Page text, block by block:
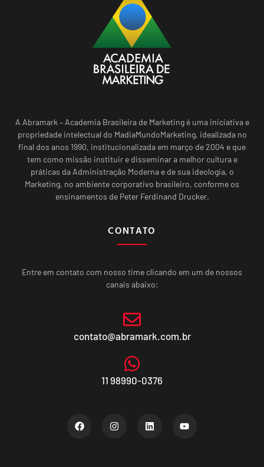
A Abramark – Academia Brasileira de Marketing é uma iniciativa e
propriedade intelectual do MadiaMundoMarketing, idealizada no
final dos anos 1990, institucionalizada em março de 2004 e que
tem como missão instituir e disseminar a melhor cultura e
práticas da Administração Moderna e de sua ideologia, o
Marketing, no ambiente corporativo brasileiro, conforme os
ensinamentos de Peter Ferdinand Drucker.
CONTATO
Entre em contato com nosso time clicando em um de nossos
canais abaixo:
contato@abramark.com.br
11 98990-0376